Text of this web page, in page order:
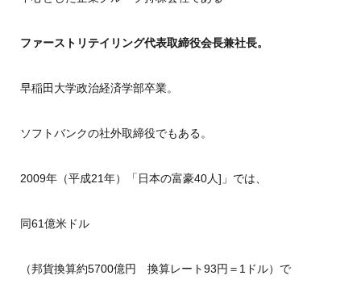
ファーストリテイリング代表取締役会長兼社長。
早稲田大学政治経済学部卒業。
ソフトバンクの社外取締役でもある。
2009年（平成21年）「日本の富豪40人]」では、
同61億米ドル
（邦貨換算約5700億円 換算レート93円＝1ドル）で